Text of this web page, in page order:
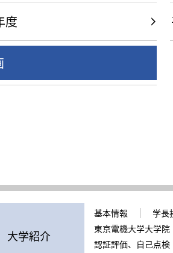
度
大学紹介
基本情報 学長
東京電機大学大学
認証評価、自己点検